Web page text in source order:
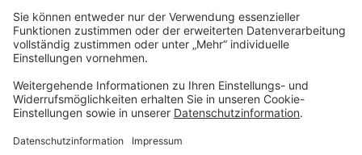
Technologyfor Life
Service-Hotline
Shop Service
Informationen